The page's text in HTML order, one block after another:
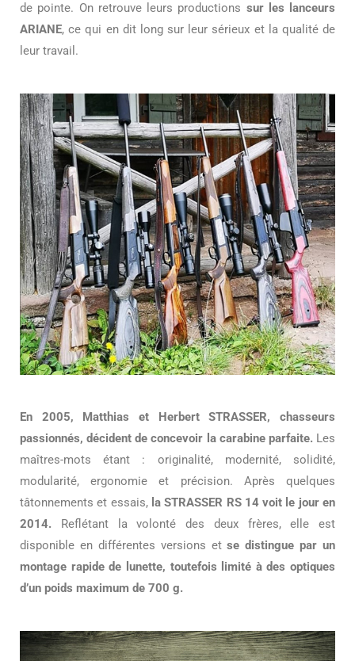
de pointe. On retrouve leurs productions sur les lanceurs
ARIANE, ce qui en dit long sur leur sérieux et la qualité de
leur travail.
En 2005, Matthias et Herbert STRASSER, chasseurs
passionnés, décident de concevoir la carabine parfaite.Les
maîtres-mots étant : originalité, modernité, solidité,
modularité, ergonomie et précision. Après quelques
tâtonnements et essais, la STRASSER RS 14 voit le jour en
2014. Reflétant la volonté des deux frères, elle est
disponible en différentes versions etse distingue par un
montage rapide de lunette, toutefois limité à des optiques
d’un poids maximum de 700 g.